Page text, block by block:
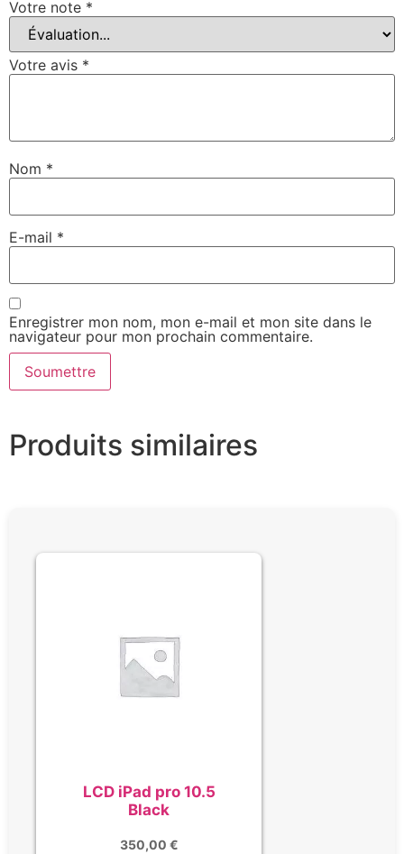
Votre note *
Votre avis *
Nom *
E-mail *
Enregistrer mon nom, mon e-mail et mon site dans le
navigateur pour mon prochain commentaire.
Produits similaires
LCD iPad pro 10.5
Black
350,00 €